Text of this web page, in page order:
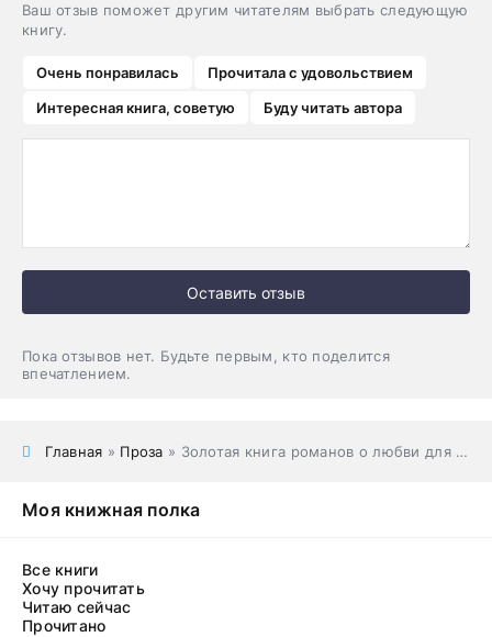
Ваш отзыв поможет другим читателям выбрать следующую
книгу.
Очень понравилась
Прочитала с удовольствием
Интересная книга, советую
Буду читать автора
Оставить отзыв
Пока отзывов нет. Будьте первым, кто поделится
впечатлением.
Главная » Проза » Золотая книга романов о любви для девочек
Моя книжная полка
Все книги
Хочу прочитать
Читаю сейчас
Прочитано